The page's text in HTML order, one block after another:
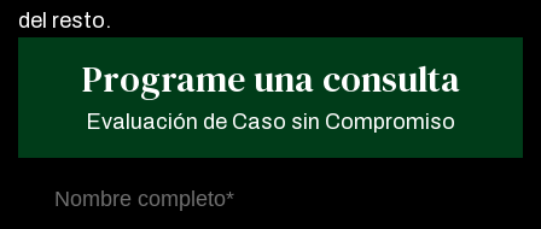
del resto.
Programe una consulta
Evaluación de Caso sin Compromiso
Nombre